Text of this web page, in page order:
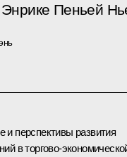
Пеньей
перспективы развития
в торгово-